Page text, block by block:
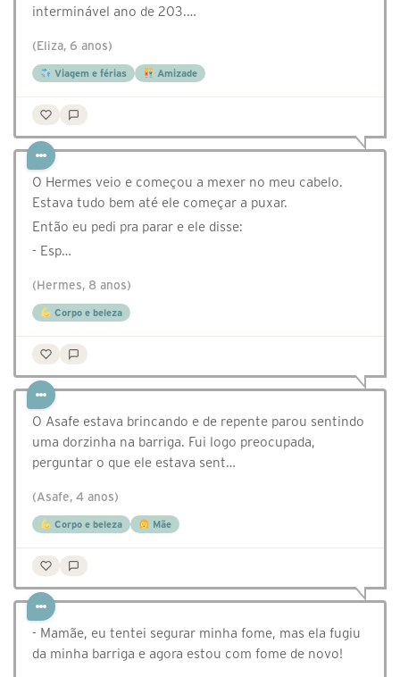
interminável ano de 203.…
(Eliza, 6 anos)
Viagem e férias Amizade
O Hermes veio e começou a mexer no meu cabelo.
Estava tudo bem até ele começar a puxar.
Então eu pedi pra parar e ele disse:
- Esp…
(Hermes, 8 anos)
Corpo e beleza
O Asafe estava brincando e de repente parou sentindo
uma dorzinha na barriga. Fui logo preocupada,
perguntar o que ele estava sent…
(Asafe, 4 anos)
Corpo e beleza Mãe
- Mamãe, eu tentei segurar minha fome, mas ela fugiu
da minha barriga e agora estou com fome de novo!